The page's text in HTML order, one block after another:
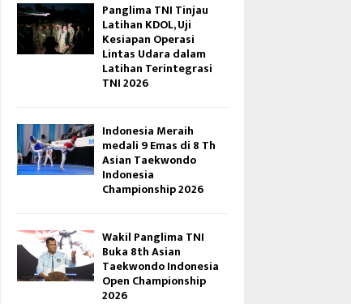
Panglima TNI Tinjau
Latihan KDOL, Uji
Kesiapan Operasi
Lintas Udara dalam
Latihan Terintegrasi
TNI 2026
Indonesia Meraih
medali 9 Emas di 8 Th
Asian Taekwondo
Indonesia
Championship 2026
Wakil Panglima TNI
Buka 8th Asian
Taekwondo Indonesia
Open Championship
2026